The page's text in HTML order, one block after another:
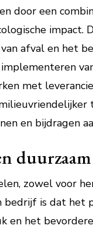
door een
afval en het
met
en bijdragen
zowel voor
bedrijf is dat
en het